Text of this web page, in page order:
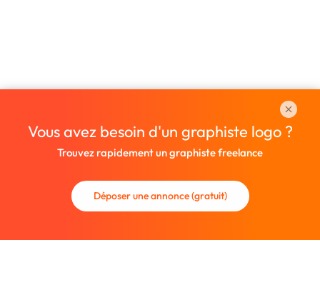
Vous avez besoin d'un graphiste logo ?
Trouvez rapidement un graphiste freelance
Déposer une annonce (gratuit)